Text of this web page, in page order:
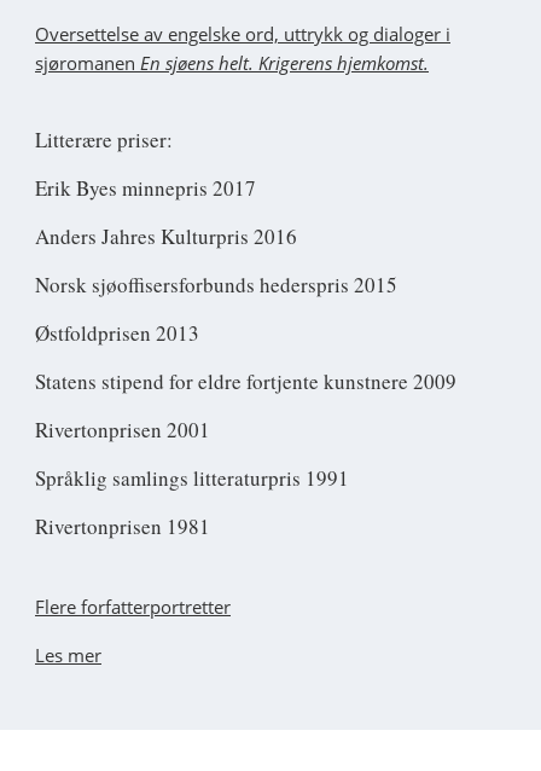
Oversettelse av engelske ord, uttrykk og dialoger i
sjøromanen En sjøens helt. Krigerens hjemkomst.
Litterære priser:
Erik Byes minnepris 2017
Anders Jahres Kulturpris 2016
Norsk sjøoffisersforbunds hederspris 2015
Østfoldprisen 2013
Statens stipend for eldre fortjente kunstnere 2009
Rivertonprisen 2001
Språklig samlings litteraturpris 1991
Rivertonprisen 1981
Flere forfatterportretter
Les mer